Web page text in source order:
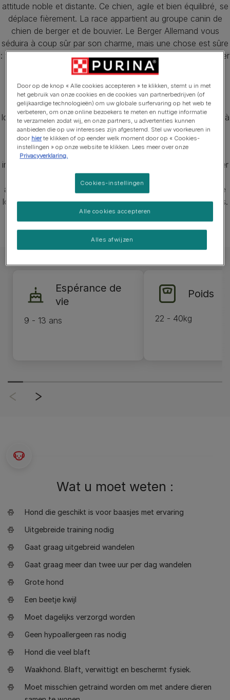
attitude noble et distante. Ce chien, agile et bien équilibré, se
déplace fièrement. La race appartient au groupe canin de
chien de berger et de bouvier. Le Berger Allemand vous
séduira à coup sûr par son charme, mais une chose est sûre
: vous devrez y consacrer du temps et du travail pour gagner
son amour, car il ne se lie pas facilement d'amitié avec les
standard de la race) ; le pelage comprend un poil de
couverture droit, rude et couché et un sous-poil épais.
Idéalement, le mâle doit mesurer 63 cm et la femelle 58 cm à
l'âge adulte. Il pèse entre 30 et 36 kg.
Comme chien, le berger allemand est apprécié pour son
intelligence et ses qualités athlétiques. Il aime jouer et passer
du temps avec ses maîtres. Si vous voulez un berger
allemand comme compagnon, préparez-vous à une grande
loyauté, à l'intrépidité, à l'intelligence et, bien sûr, aux câlins.
Espérance de
vie
9 - 13 ans
Poids
22 - 40kg
Wat u moet weten :
Hond die geschikt is voor baasjes met ervaring
Uitgebreide training nodig
Gaat graag uitgebreid wandelen
Gaat graag meer dan twee uur per dag wandelen
Grote hond
Een beetje kwijl
Moet dagelijks verzorgd worden
Geen hypoallergeen ras nodig
Hond die veel blaft
Waakhond. Blaft, verwittigt en beschermt fysiek.
Moet misschien getraind worden om met andere dieren
Door op de knop « Alle cookies accepteren » te klikken, stemt u in met
het gebruik van onze cookies en de cookies van partnerbedrijven (of
gelijkaardige technologieën) om uw globale surfervaring op het web te
verbeteren, om onze online bezoekers te meten en nuttige informatie
te verzamelen zodat wij, en onze partners, u advertenties kunnen
aanbieden die op uw interesses zijn afgestemd. Stel uw voorkeuren in
door hierte klikken of op eender welk moment door op « Cookies-
instellingen » op onze website te klikken. Lees meer over onze
Privacyverklaring.
Cookies-instellingen
Alles afwijzen
Alle cookies accepteren